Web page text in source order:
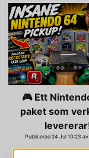
🎮 Ett
paket som
Publicerad 24 Jul 10:23
...